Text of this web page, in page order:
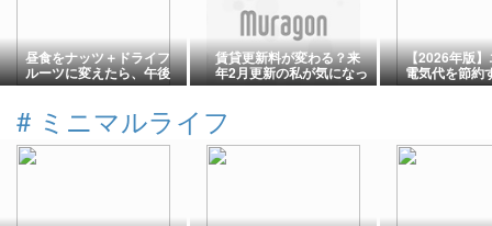
昼食をナッツ＋ドライフ
ルーツに変えたら、午後
の仕事がラクになった。
感。
賃貸更新料が変わる？来
年2月更新の私が気になっ
た「住居費」の話
【2026年版
電気代を節約
法｜つけっぱ
# ミニマルライフ